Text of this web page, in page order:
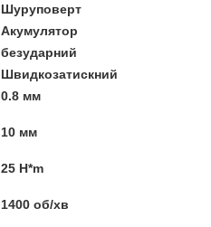
Шуруповерт
Акумулятор
безударний
Швидкозатискний
0.8 мм
10 мм
25 H*m
1400 об/хв